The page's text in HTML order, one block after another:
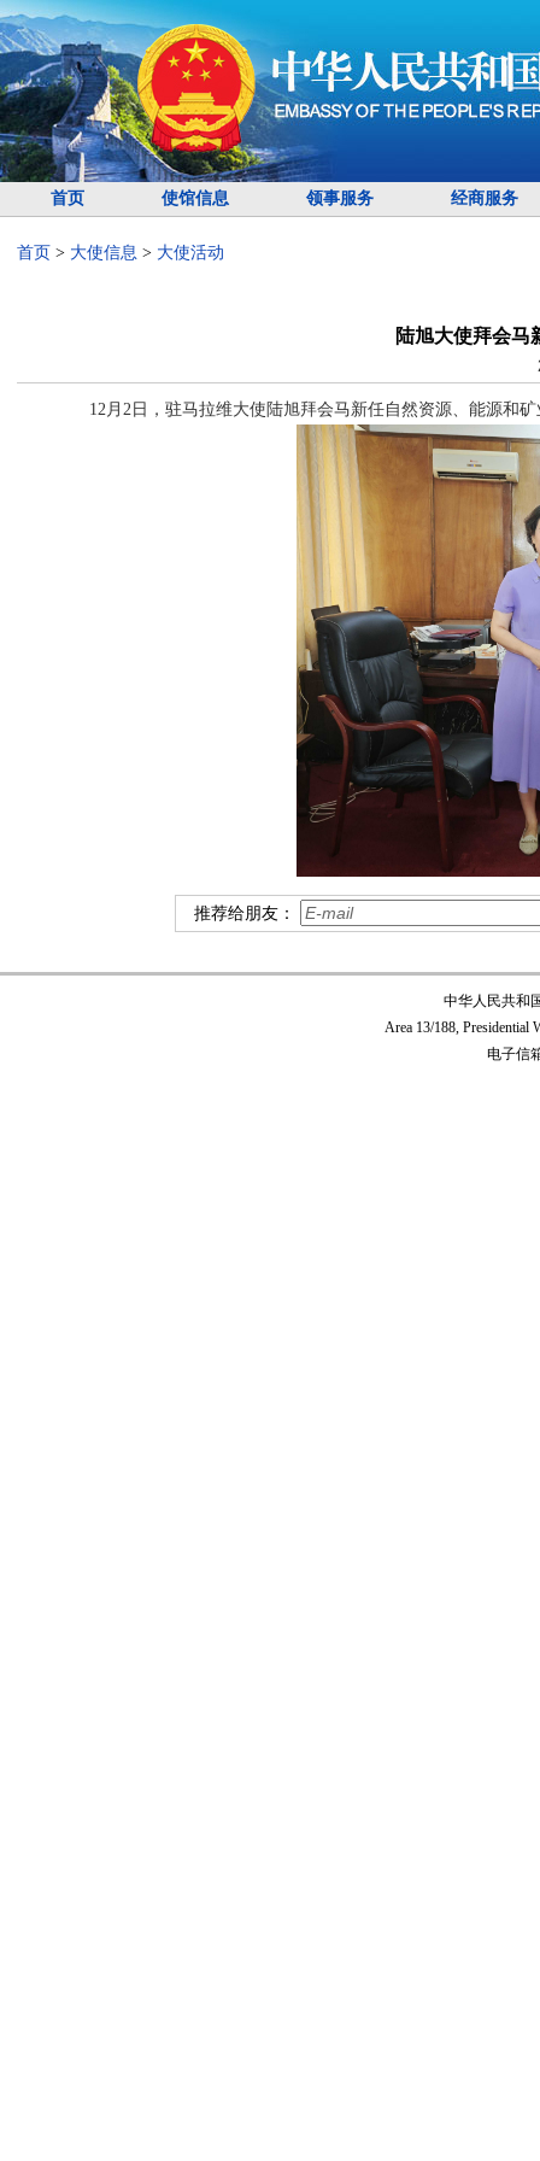
首页 使馆信息 领事服务 经商服务
首页 > 大使信息 > 大使活动
陆旭大使拜会马
12月2日，驻马拉维大使陆旭拜会马新任自然资源、能源和
推荐给朋友：
中华人民共和
Area 13/188, Presidential
电子信